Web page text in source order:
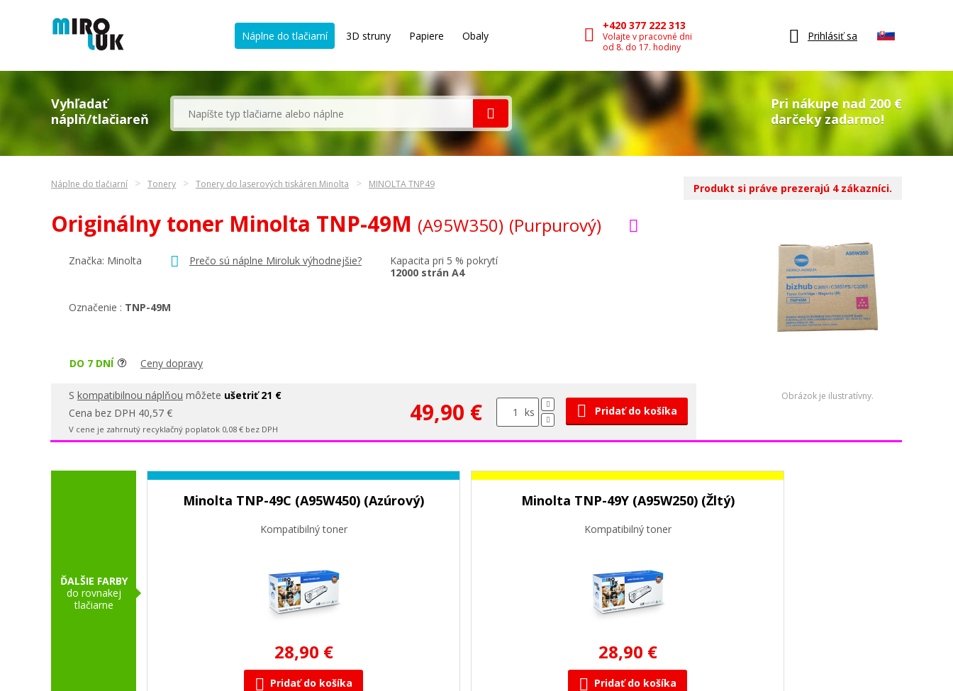
Náplne do tlačiarní 3D struny Papiere Obaly
+420 377 222 313
Volajte v pracovné dni
od 8. do 17. hodiny
Prihlásiť sa
Vyhľadať
náplň/tlačiareň
Pri nákupe nad 200 €
darčeky zadarmo!
Náplne do tlačiarní Tonery Tonery do laserových tiskáren Minolta MINOLTA TNP49
Originálny toner Minolta TNP-49M (A95W350) (Purpurový)
Značka: Minolta Prečo sú náplne Miroluk výhodnejšie?
Kapacita pri 5 % pokrytí
12000 strán A4
Označenie : TNP-49M
DO 7 DNÍ Ceny dopravy
S kompatibilnou náplňou môžete ušetriť 21 €
Cena bez DPH 40,57 €
V cene je zahrnutý recyklačný poplatok 0,08 € bez DPH
49,90 € ks Pridať do košíka
Obrázok je ilustratívny.
Produkt si práve prezerajú 4 zákazníci.
ĎALŠIE FARBY
do rovnakej
tlačiarne
Minolta TNP-49C (A95W450) (Azúrový)
Kompatibilný toner
28,90 €
Pridať do košíka
Minolta TNP-49Y (A95W250) (Žltý)
Kompatibilný toner
28,90 €
Pridať do košíka